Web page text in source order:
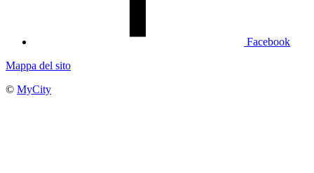
Facebook
Mappa del sito
© MyCity